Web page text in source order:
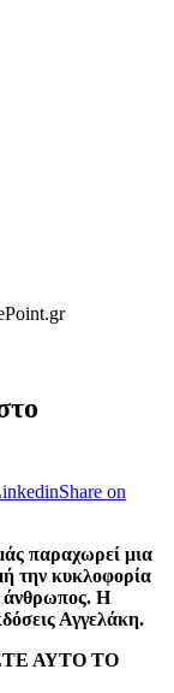
Share on
παραχωρεί μια
την κυκλοφορία
άνθρωπος. Η
Αγγελάκη.
ΑΥΤΟ ΤΟ